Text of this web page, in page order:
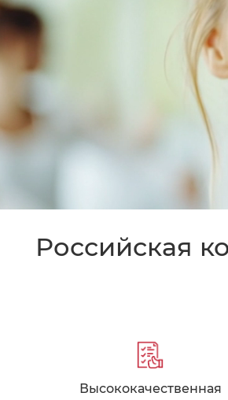
Российская
Высококачественная